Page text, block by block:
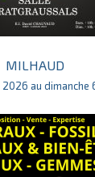
MILHAUD
au